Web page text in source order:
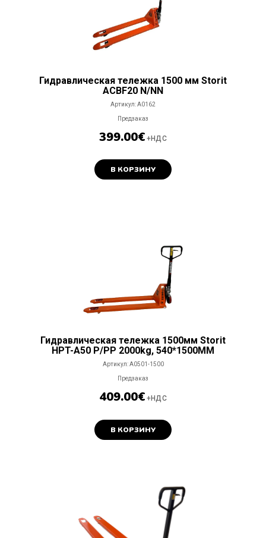
Гидравлическая тележка 1500 мм Storit
ACBF20 N/NN
Артикул:A0162
Предзаказ
399.00€ +НДС
В КОРЗИНУ
Гидравлическая тележка 1500мм Storit
HPT-A50 P/PP 2000kg, 540*1500MM
Артикул:A0501-1500
Предзаказ
409.00€ +НДС
В КОРЗИНУ